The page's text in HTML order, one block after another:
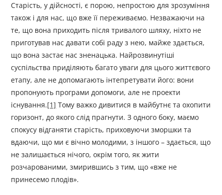
Старість, у дійсності, є порою, непростою для зрозуміння
також і для нас, що вже її переживаємо. Незважаючи на
те, що вона приходить після тривалого шляху, ніхто не
приготував нас давати собі раду з нею, майже здається,
що вона застає нас зненацька. Найрозвинутіші
суспільства приділяють багато уваги для цього життєвого
етапу, але не допомагають інтепретувати його: вони
пропонують програми допомоги, але не проекти
існування.[1] Тому важко дивитися в майбутнє та охопити
горизонт, до якого слід прагнути. З одного боку, маємо
спокусу відганяти старість, приховуючи зморшки та
вдаючи, що ми є вічно молодими, з іншого – здається, що
не залишається нічого, окрім того, як жити
розчарованими, змирившись з тим, що «вже не
принесемо плодів».